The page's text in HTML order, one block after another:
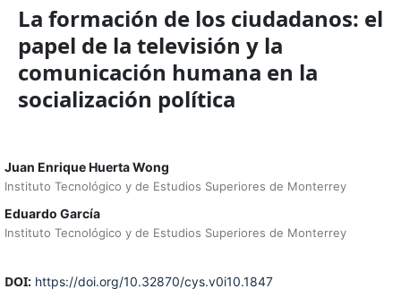
La formación de los ciudadanos: el
papel de la televisión y la
comunicación humana en la
socialización política
Juan Enrique Huerta Wong
Instituto Tecnológico y de Estudios Superiores de Monterrey
Eduardo García
Instituto Tecnológico y de Estudios Superiores de Monterrey
DOI: https://doi.org/10.32870/cys.v0i10.1847